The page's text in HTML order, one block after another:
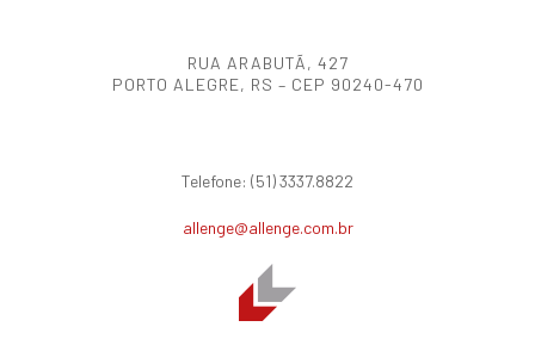
RUA ARABUTÃ, 427
PORTO ALEGRE, RS – CEP 90240-470
Telefone: (51) 3337.8822
allenge@allenge.com.br